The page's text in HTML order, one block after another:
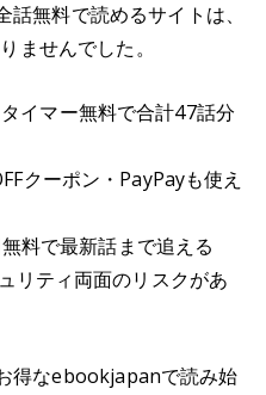
無料で読めるサイトは、
ませんでした。
イマー無料で合計47話分
クーポン・PayPayも使え
料で最新話まで追える
リティ両面のリスクがあ
得なebookjapanで読み始